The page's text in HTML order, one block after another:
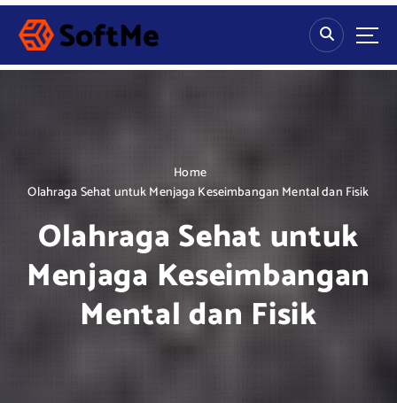
S
p
Home
Olahraga Sehat untuk Menjaga Keseimbangan Mental dan Fisik
Olahraga Sehat untuk
Menjaga Keseimbangan
Mental dan Fisik